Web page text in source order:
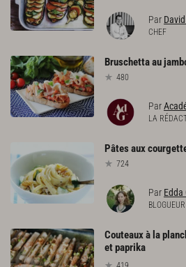
Par
CHEF
Bruschettaau
480
Par
LA
Pâtesaux
724
Par Edda
Couteaux à la
et paprika